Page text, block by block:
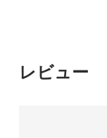
レビュー